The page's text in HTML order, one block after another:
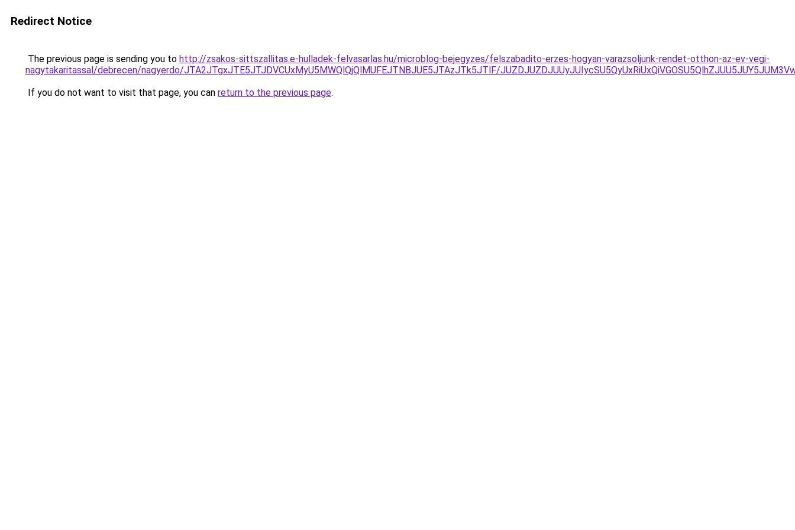
Redirect Notice
The previous page is sending you to http://zsakos-sittszallitas.e-hulladek-felvasarlas.hu/microblog-bejegyzes/felszabadito-erzes-hogyan-varazsoljunk-rendet-otthon-az-ev-vegi-
nagytakaritassal/debrecen/nagyerdo/JTA2JTgxJTE5JTJDVCUxMyU5MWQlQjQlMUFEJTNBJUE5JTAzJTk5JTlF/
If you do not want to visit that page, you can return to the previous page.